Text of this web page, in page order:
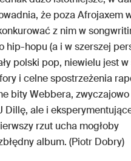
że poza Afrojaxem
z nim w
hip-hopu (a i w szerszej
polski pop, niewielu jest w
i celne spostrzeżenia
bity Webbera, zwyczajowo
Dillę, ale i
rzut ucha mogłoby
album. (Piotr Dobry)